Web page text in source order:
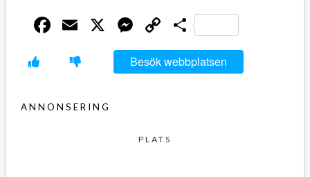
Facebook
Email
X Messenger
Copy
Link
Dela
Besök webbplatsen
ANNONSERING
PLATS